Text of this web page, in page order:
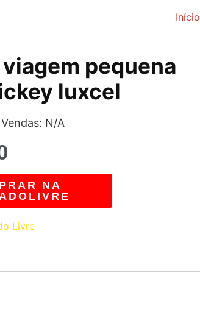
Início
pequena
luxcel
N/A
NA
Livre